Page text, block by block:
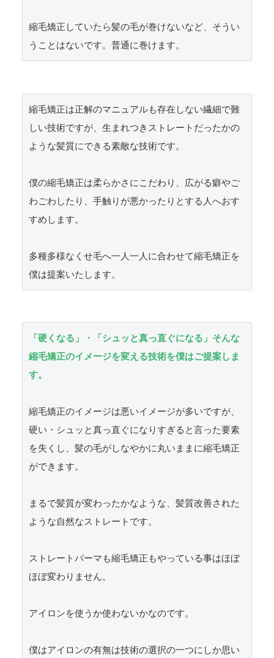
縮毛矯正していたら髪の毛が巻けないなど、そうい
うことはないです。普通に巻けます。
縮毛矯正は正解のマニュアルも存在しない繊細で難
しい技術ですが、生まれつきストレートだったかの
ような髪質にできる素敵な技術です。
僕の縮毛矯正は柔らかさにこだわり、広がる癖やご
わごわしたり、手触りが悪かったりとする人へおす
すめします。
多種多様なくせ毛へ一人一人に合わせて縮毛矯正を
僕は提案いたします。
「硬くなる」・「シュッと真っ直ぐになる」そんな
縮毛矯正のイメージを変える技術を僕はご提案しま
す。
縮毛矯正のイメージは悪いイメージが多いですが、
硬い・シュッと真っ直ぐになりすぎると言った要素
を失くし、髪の毛がしなやかに丸いままに縮毛矯正
ができます。
まるで髪質が変わったかなような、髪質改善された
ような自然なストレートです。
ストレートパーマも縮毛矯正もやっている事はほぼ
ほぼ変わりません。
アイロンを使うか使わないかなのです。
僕はアイロンの有無は技術の選択の一つにしか思い